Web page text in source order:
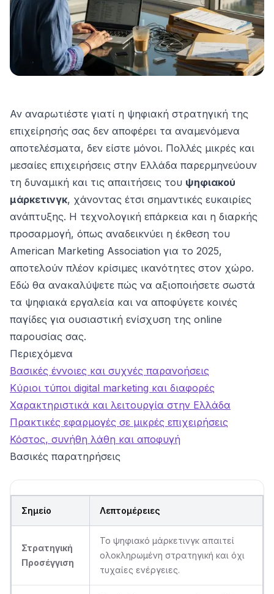
Αν αναρωτιέστε γιατί η ψηφιακή στρατηγική της
επιχείρησής σας δεν αποφέρει τα αναμενόμενα
αποτελέσματα, δεν είστε μόνοι. Πολλές μικρές και
μεσαίες επιχειρήσεις στην Ελλάδα παρερμηνεύουν
τη δυναμική και τις απαιτήσεις του ψηφιακού
μάρκετινγκ, χάνοντας έτσι σημαντικές ευκαιρίες
ανάπτυξης. Η τεχνολογική επάρκεια και η διαρκής
προσαρμογή, όπως αναδεικνύει η έκθεση του
American Marketing Association για το 2025,
αποτελούν πλέον κρίσιμες ικανότητες στον χώρο.
Εδώ θα ανακαλύψετε πώς να αξιοποιήσετε σωστά
τα ψηφιακά εργαλεία και να αποφύγετε κοινές
παγίδες για ουσιαστική ενίσχυση της online
παρουσίας σας.
Περιεχόμενα
Βασικές έννοιες και συχνές παρανοήσεις
Κύριοι τύποι digital marketing και διαφορές
Χαρακτηριστικά και λειτουργία στην Ελλάδα
Πρακτικές εφαρμογές σε μικρές επιχειρήσεις
Κόστος, συνήθη λάθη και αποφυγή
Βασικές παρατηρήσεις
Σημείο Λεπτομέρειες
Στρατηγική
Προσέγγιση
Το ψηφιακό μάρκετινγκ απαιτεί
ολοκληρωμένη στρατηγική και όχι
τυχαίες ενέργειες.